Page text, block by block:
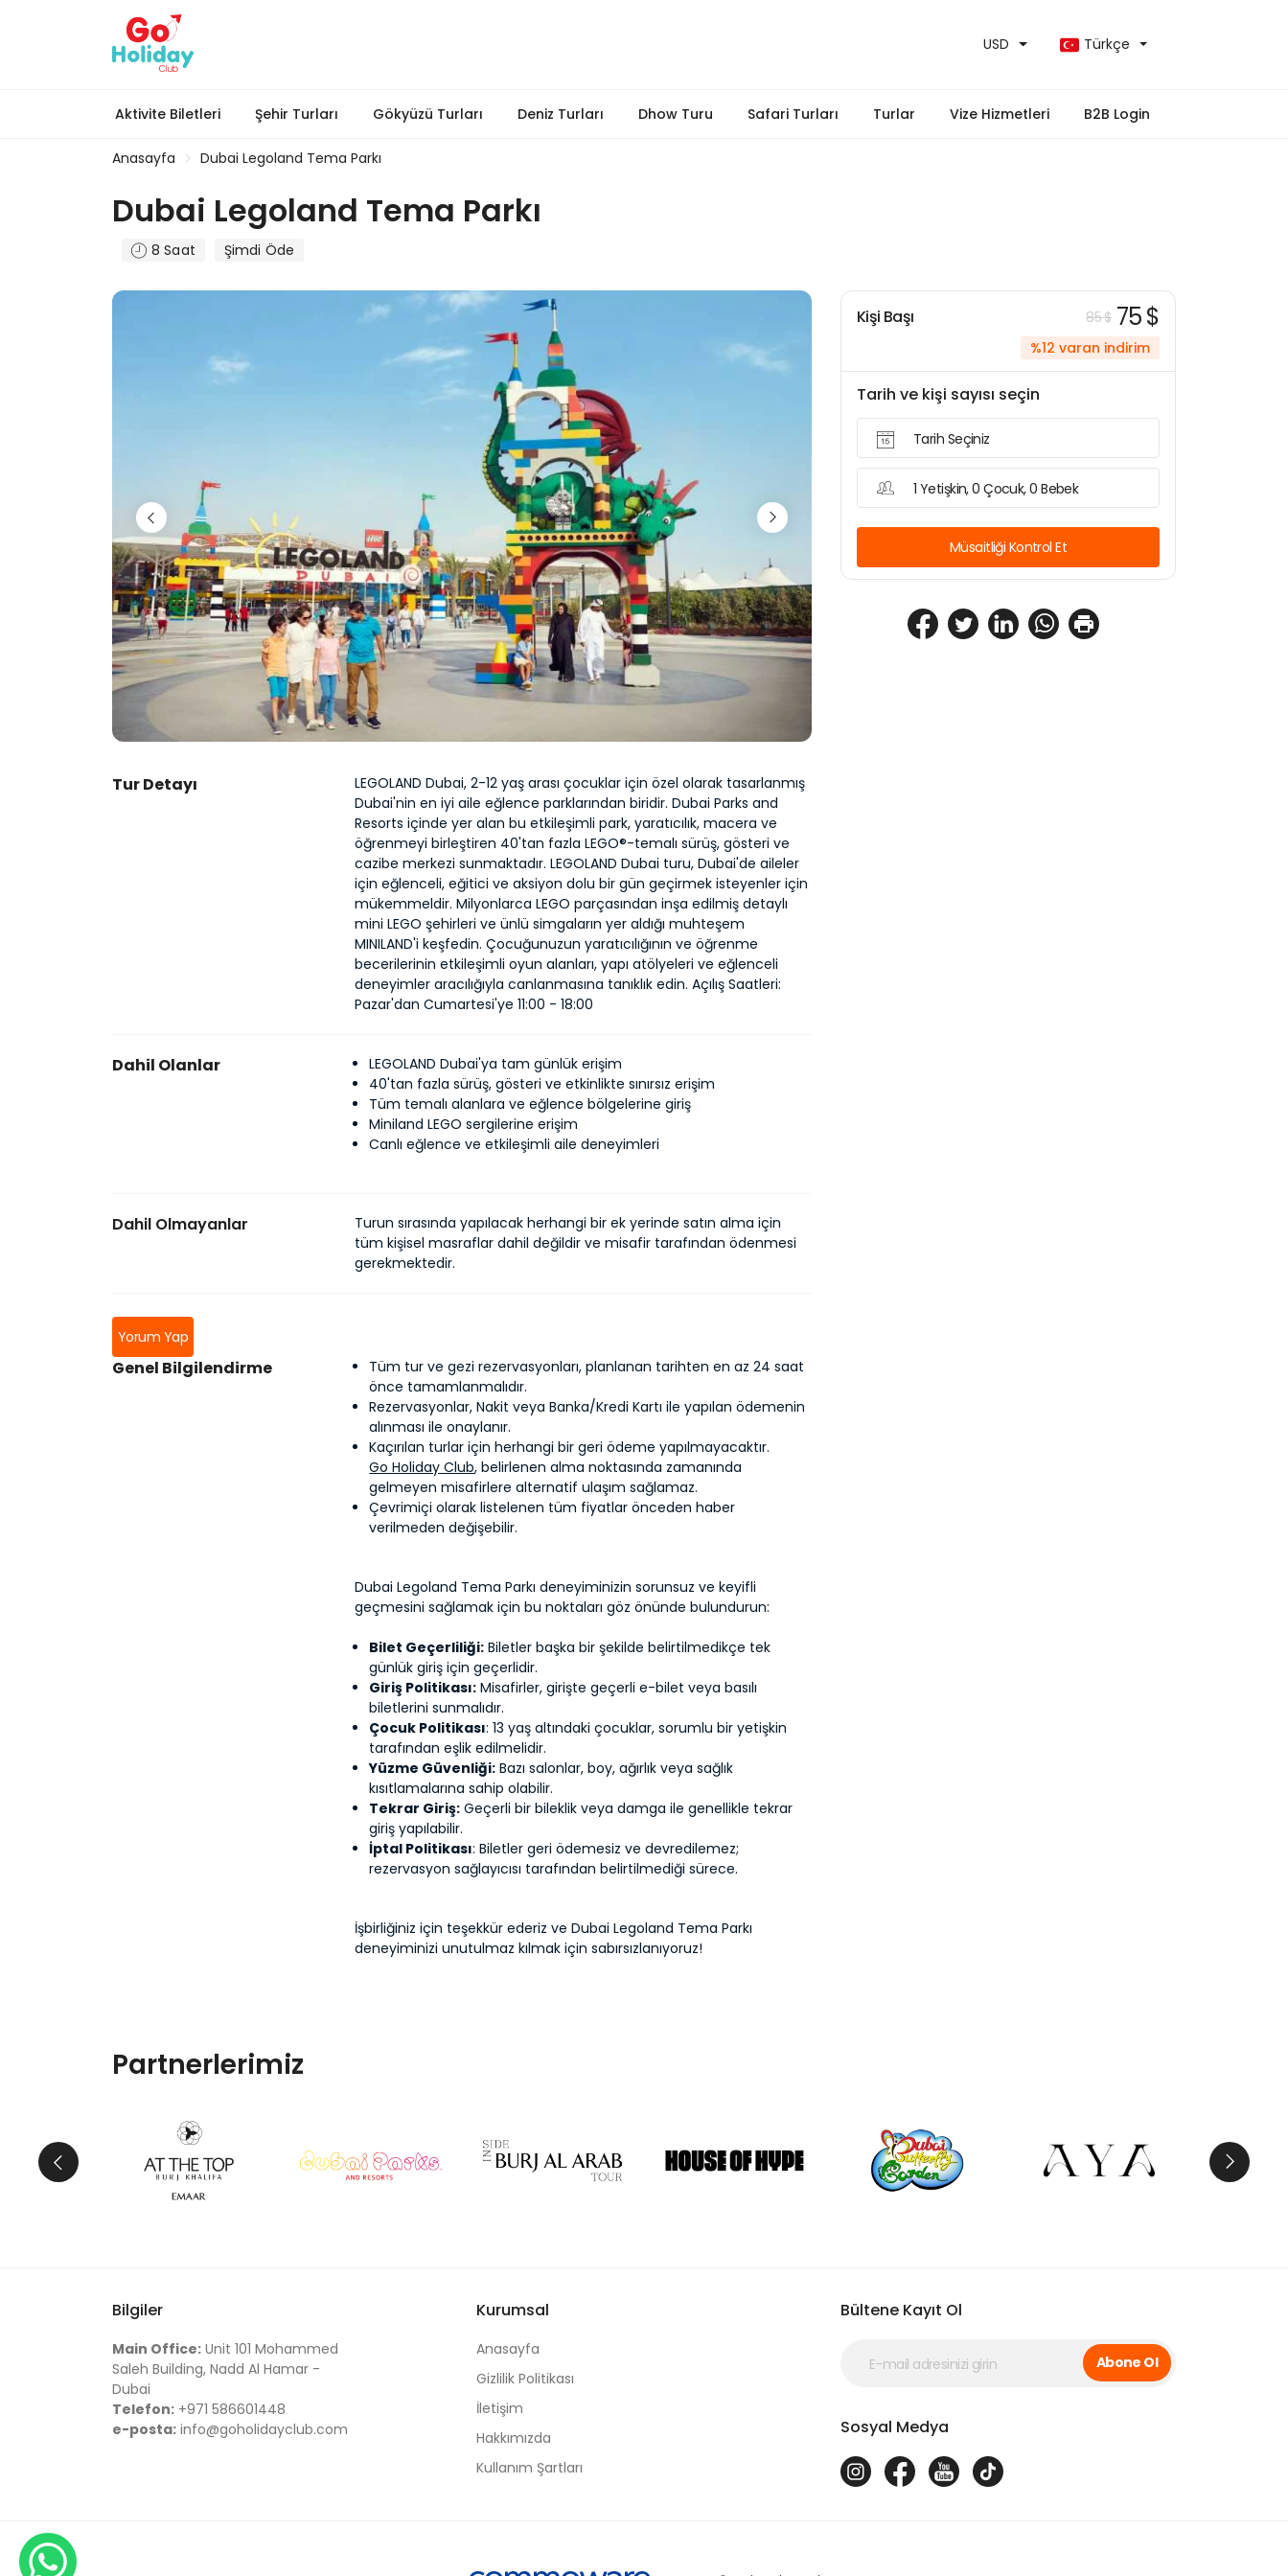
USD Türkçe
Aktivite Biletleri Şehir Turları Gökyüzü Turları Deniz Turları Dhow Turu Safari Turları Turlar Vize Hizmetleri B2B Login
Anasayfa Dubai Legoland Tema Parkı
Dubai Legoland Tema Parkı
8 Saat Şimdi Öde
Tur Detayı
LEGOLAND Dubai, 2-12 yaş arası çocuklar için özel olarak tasarlanmış
Dubai'nin en iyi aile eğlence parklarından biridir. Dubai Parks and
Resorts içinde yer alan bu etkileşimli park, yaratıcılık, macera ve
öğrenmeyi birleştiren 40'tan fazla LEGO®-temalı sürüş, gösteri ve
cazibe merkezi sunmaktadır. LEGOLAND Dubai turu, Dubai'de aileler
için eğlenceli, eğitici ve aksiyon dolu bir gün geçirmek isteyenler için
mükemmeldir. Milyonlarca LEGO parçasından inşa edilmiş detaylı
mini LEGO şehirleri ve ünlü simgaların yer aldığı muhteşem
MINILAND'i keşfedin. Çocuğunuzun yaratıcılığının ve öğrenme
becerilerinin etkileşimli oyun alanları, yapı atölyeleri ve eğlenceli
deneyimler aracılığıyla canlanmasına tanıklık edin. Açılış Saatleri:
Pazar'dan Cumartesi'ye 11:00 - 18:00
Dahil Olanlar
LEGOLAND Dubai'ya tam günlük erişim
40'tan fazla sürüş, gösteri ve etkinlikte sınırsız erişim
Tüm temalı alanlara ve eğlence bölgelerine giriş
Miniland LEGO sergilerine erişim
Canlı eğlence ve etkileşimli aile deneyimleri
Dahil Olmayanlar
Turun sırasında yapılacak herhangi bir ek yerinde satın alma için
tüm kişisel masraflar dahil değildir ve misafir tarafından ödenmesi
gerekmektedir.
Yorum Yap
Genel Bilgilendirme
Tüm tur ve gezi rezervasyonları, planlanan tarihten en az 24 saat
önce tamamlanmalıdır.
Rezervasyonlar, Nakit veya Banka/Kredi Kartı ile yapılan ödemenin
alınması ile onaylanır.
Kaçırılan turlar için herhangi bir geri ödeme yapılmayacaktır.
Go Holiday Club, belirlenen alma noktasında zamanında
gelmeyen misafirlere alternatif ulaşım sağlamaz.
Çevrimiçi olarak listelenen tüm fiyatlar önceden haber
verilmeden değişebilir.
Dubai Legoland Tema Parkı deneyiminizin sorunsuz ve keyifli
geçmesini sağlamak için bu noktaları göz önünde bulundurun:
Bilet Geçerliliği: Biletler başka bir şekilde belirtilmedikçe tek
günlük giriş için geçerlidir.
Giriş Politikası: Misafirler, girişte geçerli e-bilet veya basılı
biletlerini sunmalıdır.
Çocuk Politikası: 13 yaş altındaki çocuklar, sorumlu bir yetişkin
tarafından eşlik edilmelidir.
Yüzme Güvenliği: Bazı salonlar, boy, ağırlık veya sağlık
kısıtlamalarına sahip olabilir.
Tekrar Giriş: Geçerli bir bileklik veya damga ile genellikle tekrar
giriş yapılabilir.
İptal Politikası: Biletler geri ödemesiz ve devredilemez;
rezervasyon sağlayıcısı tarafından belirtilmediği sürece.
İşbirliğiniz için teşekkür ederiz ve Dubai Legoland Tema Parkı
deneyiminizi unutulmaz kılmak için sabırsızlanıyoruz!
Kişi Başı 85 $ 75 $
%12 varan indirim
Tarih ve kişi sayısı seçin
Tarih Seçiniz
1 Yetişkin, 0 Çocuk, 0 Bebek
Müsaitliği Kontrol Et
Partnerlerimiz
Bilgiler
Main Office: Unit 101 Mohammed
Saleh Building, Nadd Al Hamar -
Dubai
Telefon: +971 586601448
e-posta: info@goholidayclub.com
Kurumsal
Anasayfa
Gizlilik Politikası
İletişim
Hakkımızda
Kullanım Şartları
Bültene Kayıt Ol
Abone Ol
Sosyal Medya